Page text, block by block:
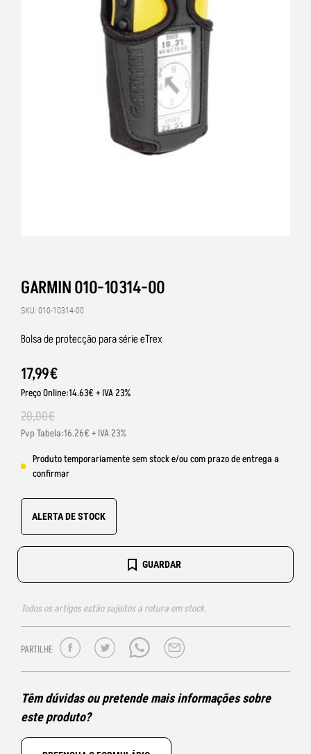
GARMIN 010-10314-00
SKU: 010-10314-00
Bolsa de protecção para série eTrex
17,99€
Preço Online:14.63€ + IVA 23%
20,00€
Pvp Tabela:16.26€ + IVA 23%
Produto temporariamente sem stock e/ou com prazo de entrega a
confirmar
ALERTA DE STOCK
GUARDAR
Todos os artigos estão sujeitos a rotura em stock.
PARTILHE
Têm dúvidas ou pretende mais informações sobre
este produto?